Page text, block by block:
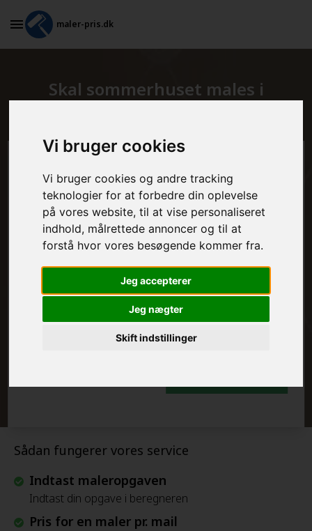
Vi bruger cookies
Vi bruger cookies og andre tracking
teknologier for at forbedre din oplevelse
på vores website, til at vise personaliseret
indhold, målrettede annoncer og til at
forstå hvor vores besøgende kommer fra.
Jeg accepterer
Jeg nægter
Skift indstillinger
maler-pris.dk
Skal sommerhuset males i
Sådan fungerer vores service
Indtast maleropgaven
Indtast din opgave i beregneren
Pris for en maler pr. mail
MALEROPGAVER - INDVENDIGT:
FRAFLYTNINGSPAKKE: